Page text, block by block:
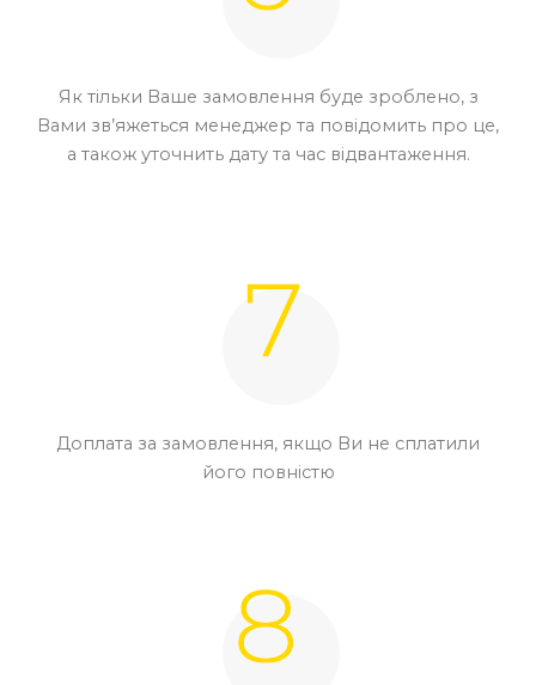
Як тільки Ваше замовлення буде зроблено, з
Вами зв’яжеться менеджер та повідомить про це,
а також уточнить дату та час відвантаження.
Доплата за замовлення, якщо Ви не сплатили
його повністю